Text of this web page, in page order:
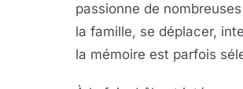
passionne de
la famille, se déplacer,
la mémoire est parfois